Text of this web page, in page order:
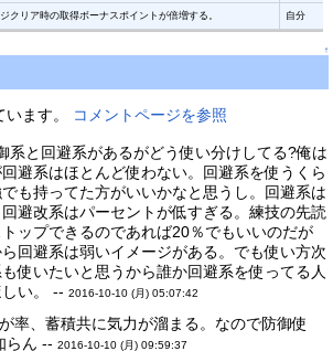
クリア時の取得ボーナスポイントが倍増する。 自分
↑
ます。 コメントページを参照
系と回避系があるがどう使い分けしてる?俺は
避系はほとんど使わない。回避系を使うくら
も持ってた方がいいかなと思うし。回避系は
避改系はパーセントが低すぎる。練技の先読
ップできるのであれば20％でもいいのだが
回避系は弱いイメージがある。でも使い方次
使いたいと思うから誰か回避系を使ってる人
しい。 --2016-10-10 (月) 05:07:42
率、蓄積共に気力が溜まる。なので防御使
らん --2016-10-10 (月) 09:59:37